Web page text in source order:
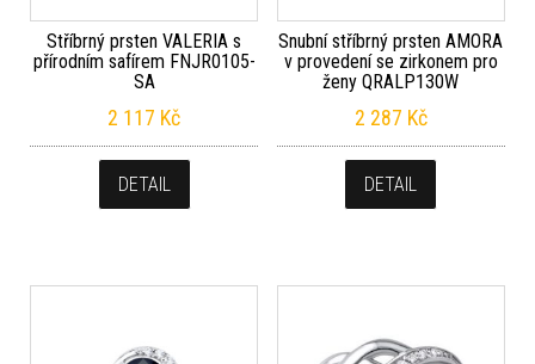
Stříbrný prsten VALERIA s
přírodním safírem FNJR0105-
SA
2 117 Kč
DETAIL
Snubní stříbrný prsten AMORA
v provedení se zirkonem pro
ženy QRALP130W
2 287 Kč
DETAIL